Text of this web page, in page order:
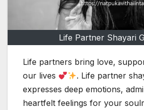
Life Partner Shayari
Life partners bring love,
our lives
. Life partner
expresses deep emotions,
heartfelt feelings for your